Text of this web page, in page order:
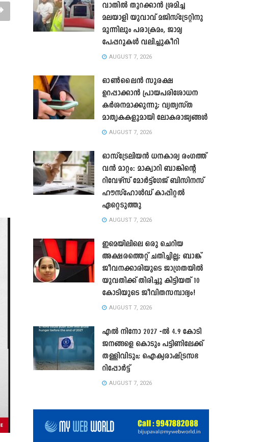
വാതില്‍ തുറക്കാന്‍ ശ്രമിച്ച
മലയാളി യുവാവ് മജിസ്ട്രേറ്റിനു
മുന്നിലും പരാക്രമം, ജാമ്യ
പേപ്പറുകൾ വലിച്ചുകീറി
AUGUST 7, 2026
ഓൺലൈൻ സുരക്ഷ
ഉറപ്പാക്കാൻ പ്രായപരിശോധന
കർശനമാക്കുന്നു; വ്യത്യസ്ത
മാതൃകകളുമായി ലോകരാജ്യങ്ങൾ
AUGUST 7, 2026
ഓസ്ട്രേലിയൻ ധനകാര്യ രംഗത്ത്
വൻ മാറ്റം: മാക്വാറി ബാങ്കിന്റെ
റിവേഴ്സ് മോർട്ട്ഗേജ് ബിസിനസ്
ഹൗസ്ഹോൾഡ് കാപ്പിറ്റൽ
ഏറ്റെടുത്തു
AUGUST 7, 2026
ഇമെയിലിലെ ഒരു ചെറിയ
അക്ഷരത്തെറ്റ് ചതിച്ചില്ല; ബാങ്ക്
ജീവനക്കാരിയുടെ ജാഗ്രതയിൽ
യുവതിക്ക് തിരിച്ചു കിട്ടിയത് 10
കോടിയുടെ ജീവിതസമ്പാദ്യം!
AUGUST 7, 2026
എൽ നിനോ 2027 -ൽ 4.9 കോടി
ജനങ്ങളെ കൊടും പട്ടിണിലേക്ക്
തള്ളിവിടും; ഐക്യരാഷ്ട്രസഭ
റിപ്പോർട്ട്
AUGUST 7, 2026